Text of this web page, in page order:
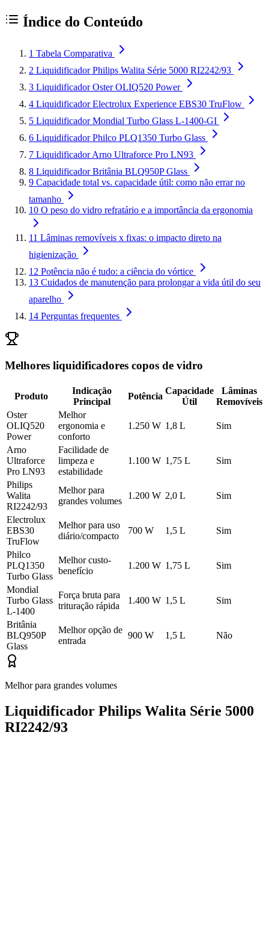
Índice do Conteúdo
1 Tabela Comparativa
2 Liquidificador Philips Walita Série 5000 RI2242/93
3 Liquidificador Oster OLIQ520 Power
4 Liquidificador Electrolux Experience EBS30 TruFlow
5 Liquidificador Mondial Turbo Glass L-1400-GI
6 Liquidificador Philco PLQ1350 Turbo Glass
7 Liquidificador Arno Ultraforce Pro LN93
8 Liquidificador Britânia BLQ950P Glass
9 Capacidade total vs. capacidade útil: como não errar no
tamanho
10 O peso do vidro refratário e a importância da ergonomia
11 Lâminas removíveis x fixas: o impacto direto na
higienização
12 Potência não é tudo: a ciência do vórtice
13 Cuidados de manutenção para prolongar a vida útil do seu
aparelho
14 Perguntas frequentes
Melhores liquidificadores copos de vidro
Produto
Indicação
Principal
Potência
Capacidade
Útil
Lâminas
Removíveis
Oster
OLIQ520
Power
Melhor
ergonomia e
conforto
1.250 W 1,8 L Sim
Arno
Ultraforce
Pro LN93
Facilidade de
limpeza e
estabilidade
1.100 W 1,75 L Sim
Philips
Walita
RI2242/93
Melhor para
grandes volumes
1.200 W 2,0 L Sim
Electrolux
EBS30
TruFlow
Melhor para uso
diário/compacto
700 W 1,5 L Sim
Philco
PLQ1350
Turbo Glass
Melhor custo-
benefício
1.200 W 1,75 L Sim
Mondial
Turbo Glass
L-1400
Força bruta para
trituração rápida
1.400 W 1,5 L Sim
Britânia
BLQ950P
Glass
Melhor opção de
entrada
900 W 1,5 L Não
Melhor para grandes volumes
Liquidificador Philips Walita Série 5000
RI2242/93